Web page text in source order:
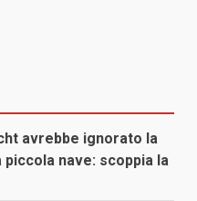
avrebbe ignorato la
nave: scoppia la